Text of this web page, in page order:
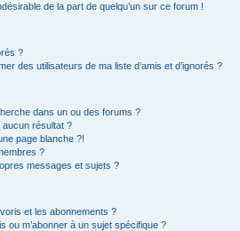
de la part de quelqu’un sur ce forum !
?
des utilisateurs de ma liste d’amis et d’ignorés ?
dans un ou des forums ?
aucun résultat ?
page blanche ?!
?
messages et sujets ?
et les abonnements ?
ou m’abonner à un sujet spécifique ?